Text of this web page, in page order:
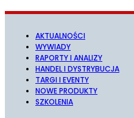
AKTUALNOŚCI
WYWIADY
RAPORTY I ANALIZY
HANDEL I DYSTRYBUCJA
TARGI I EVENTY
NOWE PRODUKTY
SZKOLENIA